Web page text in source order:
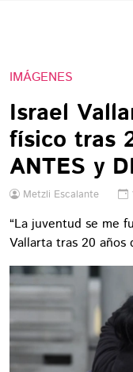
IMÁGENES
Israel
físico tras
ANTES y
Metzli Escalante
“La juventud se me
Vallarta tras 20 años